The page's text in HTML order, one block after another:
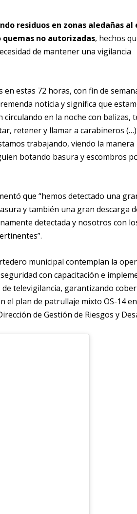
residuos en zonas aledañas al
no autorizadas, hechos
de mantener una vigilancia
en estas 72 horas, con fin de
noticia y significa que
en la noche con balizas,
retener y llamar a carabineros
trabajando, viendo la manera
botando basura y escombros
que “hemos detectado una
y también una gran descarga
detectada y nosotros con
municipal contemplan la
con capacitación e
televigilancia, garantizando
el plan de patrullaje mixto OS-14
de Gestión de Riesgos y